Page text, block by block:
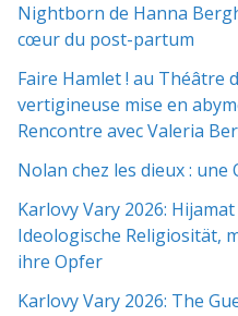
Nightborn de Hanna
cœur du post-partum
Faire Hamlet ! au Théâtre
vertigineuse mise en
Rencontre avec Valeria
Nolan chez les dieux : une
Karlovy Vary 2026:
Ideologische Religiosität,
ihre Opfer
Karlovy Vary 2026: The